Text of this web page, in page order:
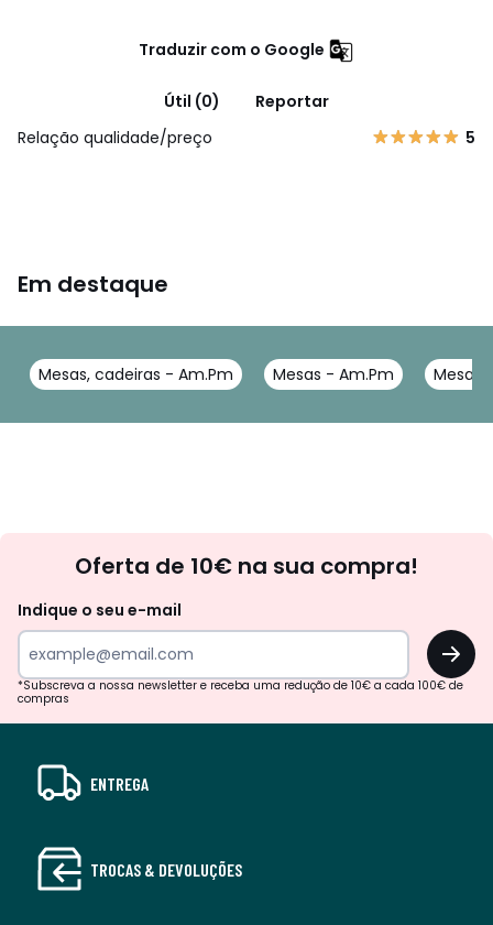
Traduzir com o Google
Útil (0)
Reportar
Relação qualidade/preço
5
Em destaque
Mesas, cadeiras - Am.Pm Mesas - Am.Pm Mesas
Oferta de 10€ na sua compra!
Indique o seu e-mail
OK
*Subscreva a nossa newsletter e receba uma redução de 10€ a cada 100€ de
compras
ENTREGA
TROCAS & DEVOLUÇÕES